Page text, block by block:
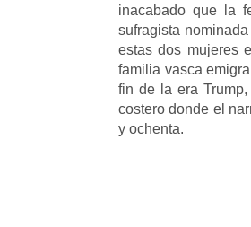
inacabado que la
sufragista
estas dos mujeres
familia vasca
fin de la era
costero donde el
y ochenta.